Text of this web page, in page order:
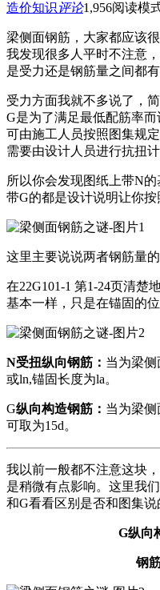
造价知识评论1,956阅读模
梁侧面钢筋，大家都应该很
我发现很多人平时不注意
是受力还是钢筋量之间都有
受力方面我就不多说了，
G是为了满足最低配筋率而
可由施工人员按照图集规
需要由设计人员进行抗扭计
所以你会发现图纸上带N
带G的都是设计说明让你按
这里主要说说两者钢筋量的
在22G101-1 第1-24页清楚
基本一样，只是在锚固的
N受扭纵向钢筋： 当为梁
或ln,锚固长度为la。
G纵向构造钢筋： 当为梁
可取为15d。
我以前一般都不注意这块
是稍微有点影响。这里我
和G看看区别是否和图集说
G纵向
钢